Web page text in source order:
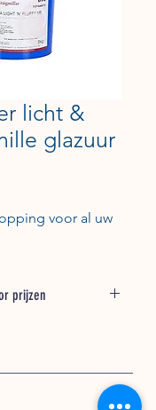
licht &
glazuur
voor al uw
prijzen